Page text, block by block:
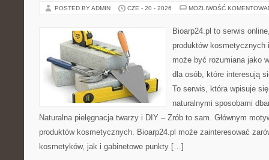
POSTED BY ADMIN CZE - 20 - 2026 MOŻLIWOŚĆ
Bioarp24.pl to serwis
produktów kosmetycznych
może być rozumiana jako
dla osób, które interesują
To serwis, która wpisuje
naturalnymi sposobami
Naturalna pielęgnacja twarzy i DIY – Zrób to sam. Głównym
produktów kosmetycznych. Bioarp24.pl może zainteresować
kosmetyków, jak i gabinetowe punkty […]